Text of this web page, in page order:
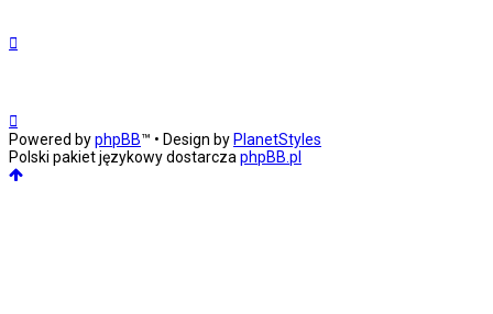
Powered byphpBB™ • Design by PlanetStyles
Polski pakiet językowy dostarcza phpBB.pl